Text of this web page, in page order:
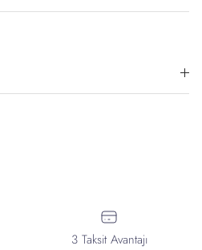
3 Taksit Avantajı